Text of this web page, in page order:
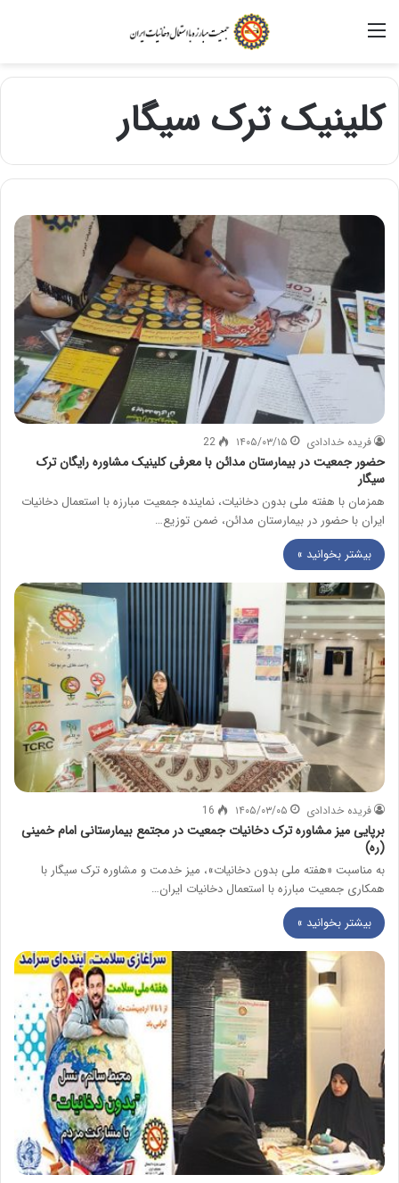
کلینیک ترک سیگار
فریده خدادادی ۱۴۰۵/۰۳/۱۵ 22
حضور جمعیت در بیمارستان مدائن با معرفی کلینیک مشاوره رایگان ترک
سیگار
همزمان با هفته ملی بدون دخانیات، نماینده جمعیت مبارزه با استعمال دخانیات
ایران با حضور در بیمارستان مدائن، ضمن توزیع…
بیشتر بخوانید »
فریده خدادادی ۱۴۰۵/۰۳/۰۵ 16
برپایی میز مشاوره ترک دخانیات جمعیت در مجتمع بیمارستانی امام خمینی
(ره)
به مناسبت «هفته ملی بدون دخانیات»، میز خدمت و مشاوره ترک سیگار با
همکاری جمعیت مبارزه با استعمال دخانیات ایران…
بیشتر بخوانید »